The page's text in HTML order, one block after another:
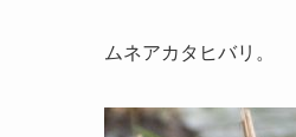
ムネアカタヒバリ。